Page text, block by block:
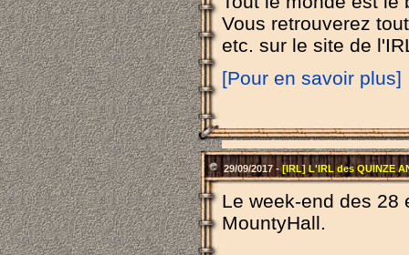
Vous retrouverez
etc. sur le site de
[Pour en savoir plus]
29/09/2017 -[IRL] L'IRL des QUINZE
Le week-end des 28
MountyHall.